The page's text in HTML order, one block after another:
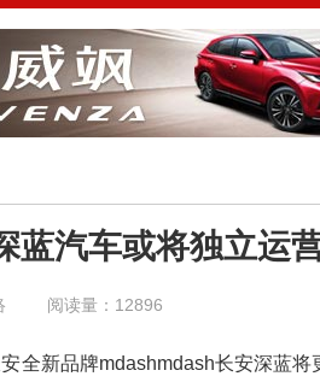
蓝汽车或将独立运
阅读量：12896
全新品牌mdashmdash长安深蓝